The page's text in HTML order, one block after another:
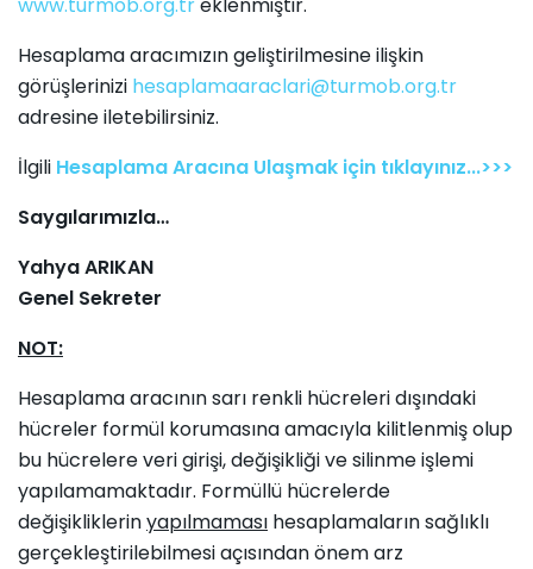
www.turmob.org.treklenmiştir.
Hesaplama aracımızın geliştirilmesine ilişkin
görüşlerinizi hesaplamaaraclari@turmob.org.tr
adresine iletebilirsiniz.
İlgili Hesaplama Aracına Ulaşmak için tıklayınız...>>>
Saygılarımızla…
Yahya ARIKAN
Genel Sekreter
NOT:
Hesaplama aracının sarı renkli hücreleri dışındaki
hücreler formül korumasına amacıyla kilitlenmiş olup
bu hücrelere veri girişi, değişikliği ve silinme işlemi
yapılamamaktadır. Formüllü hücrelerde
değişikliklerinyapılmaması hesaplamaların sağlıklı
gerçekleştirilebilmesi açısından önem arz